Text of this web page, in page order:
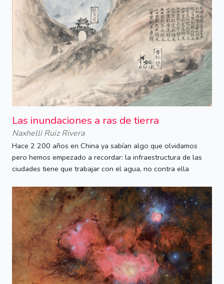
Las inundaciones a ras de tierra
Naxhelli Ruiz Rivera
Hace 2 200 años en China ya sabían algo que olvidamos
pero hemos empezado a recordar: la infraestructura de las
ciudades tiene que trabajar con el agua, no contra ella